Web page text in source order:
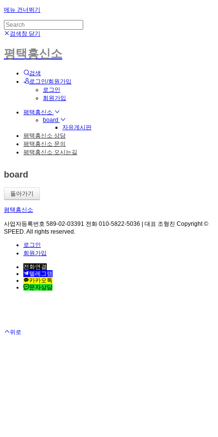
메뉴 건너뛰기
검색창 닫기
평택흥신소
검색
로그인/회원가입
로그인
회원가입
평택흥신소
board
자유게시판
평택흥신소 상담
평택흥신소 문의
평택흥신소 오시는길
board
돌아가기
평택흥신소
사업자등록번호 589-02-03391 전화 010-5822-5036 | 대표 조형진 Copyright ©
SPEED. All rights reserved.
로그인
회원가입
전화연결
텔레그램
카카오톡
문자상담
위로